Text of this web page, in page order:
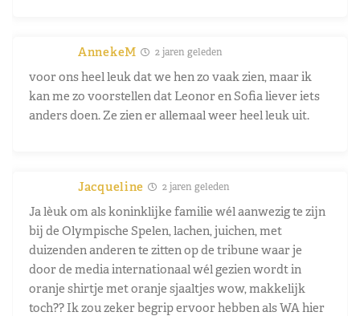
AnnekeM 2 jaren geleden
voor ons heel leuk dat we hen zo vaak zien, maar ik
kan me zo voorstellen dat Leonor en Sofia liever iets
anders doen. Ze zien er allemaal weer heel leuk uit.
Jacqueline 2 jaren geleden
Ja lèuk om als koninklijke familie wél aanwezig te zijn
bij de Olympische Spelen, lachen, juichen, met
duizenden anderen te zitten op de tribune waar je
door de media internationaal wél gezien wordt in
oranje shirtje met oranje sjaaltjes wow, makkelijk
toch?? Ik zou zeker begrip ervoor hebben als WA hier